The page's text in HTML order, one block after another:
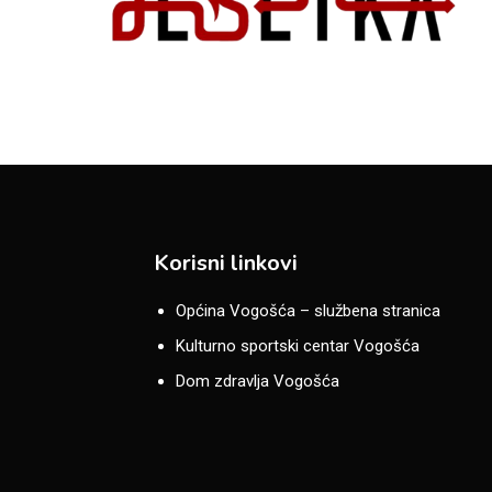
Korisni linkovi
Općina Vogošća – službena stranica
Kulturno sportski centar Vogošća
Dom zdravlja Vogošća